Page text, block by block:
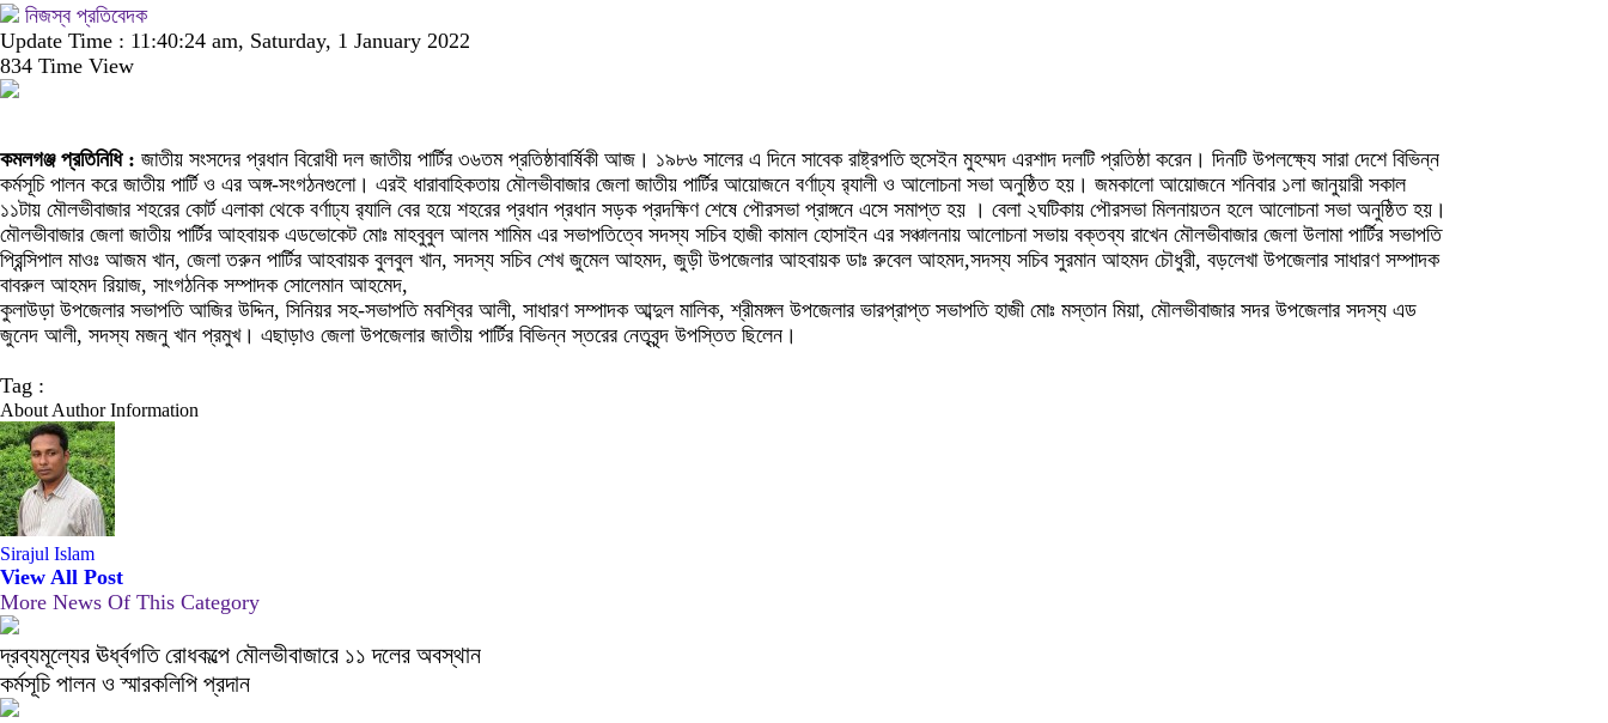
নিজস্ব প্রতিবেদক
Update Time : 11:40:24 am, Saturday, 1 January 2022
834 Time View
কমলগঞ্জ প্রতিনিধি : জাতীয় সংসদের প্রধান বিরোধী দল জাতীয় পার্টির ৩৬তম প্রতিষ্ঠাবার্ষিকী আজ। ১৯৮৬ সালের এ দিনে সাবেক রাষ্ট্রপতি হুসেইন মুহম্মদ এরশাদ দলটি প্রতিষ্ঠা করেন। দিনটি উপলক্ষ্যে সারা দেশে বিভিন্ন
কর্মসূচি পালন করে জাতীয় পার্টি ও এর অঙ্গ-সংগঠনগুলো। এরই ধারাবাহিকতায় মৌলভীবাজার জেলা জাতীয় পার্টির আয়োজনে বর্ণাঢ্য র‌্যালী ও আলোচনা সভা অনুষ্ঠিত হয়। জমকালো আয়োজনে শনিবার ১লা জানুয়ারী সকাল
১১টায় মৌলভীবাজার শহরের কোর্ট এলাকা থেকে বর্ণাঢ্য র‌্যালি বের হয়ে শহরের প্রধান প্রধান সড়ক প্রদক্ষিণ শেষে পৌরসভা প্রাঙ্গনে এসে সমাপ্ত হয় । বেলা ২ঘটিকায় পৌরসভা মিলনায়তন হলে আলোচনা সভা অনুষ্ঠিত হয়।
মৌলভীবাজার জেলা জাতীয় পার্টির আহবায়ক এডভোকেট মোঃ মাহবুবুল আলম শামিম এর সভাপতিত্বে সদস্য সচিব হাজী কামাল হোসাইন এর সঞ্চালনায় আলোচনা সভায় বক্তব্য রাখেন মৌলভীবাজার জেলা উলামা পার্টির সভাপতি
প্রিন্সিপাল মাওঃ আজম খান, জেলা তরুন পার্টির আহবায়ক বুলবুল খান, সদস্য সচিব শেখ জুমেল আহমদ, জুড়ী উপজেলার আহবায়ক ডাঃ রুবেল আহমদ,সদস্য সচিব সুরমান আহমদ চৌধুরী, বড়লেখা উপজেলার সাধারণ সম্পাদক
বাবরুল আহমদ রিয়াজ, সাংগঠনিক সম্পাদক সোলেমান আহমেদ,
কুলাউড়া উপজেলার সভাপতি আজির উদ্দিন, সিনিয়র সহ-সভাপতি মবশ্বির আলী, সাধারণ সম্পাদক আব্দুল মালিক, শ্রীমঙ্গল উপজেলার ভারপ্রাপ্ত সভাপতি হাজী মোঃ মস্তান মিয়া, মৌলভীবাজার সদর উপজেলার সদস্য এড
জুনেদ আলী, সদস্য মজনু খান প্রমুখ। এছাড়াও জেলা উপজেলার জাতীয় পার্টির বিভিন্ন স্তরের নেতৃবৃন্দ উপস্তিত ছিলেন।
Tag :
About Author Information
Sirajul Islam
View All Post
More News Of This Category
দ্রব্যমূল্যের ঊর্ধ্বগতি রোধকল্পে মৌলভীবাজারে ১১ দলের অবস্থান
কর্মসূচি পালন ও স্মারকলিপি প্রদান